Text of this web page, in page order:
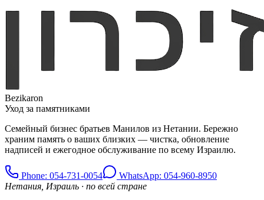
Bezikaron
Уход за памятниками
Семейный бизнес братьев Манилов из Нетании. Бережно
храним память о ваших близких — чистка, обновление
надписей и ежегодное обслуживание по всему Израилю.
Phone: 054-731-0054
WhatsApp: 054-960-8950
Нетания, Израиль · по всей стране